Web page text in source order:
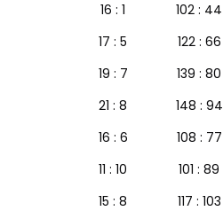
16 : 1
102 : 44
17 : 5
122 : 66
19 : 7
139 : 80
21 : 8
148 : 94
16 : 6
108 : 77
11 : 10
101 : 89
15 : 8
117 : 103